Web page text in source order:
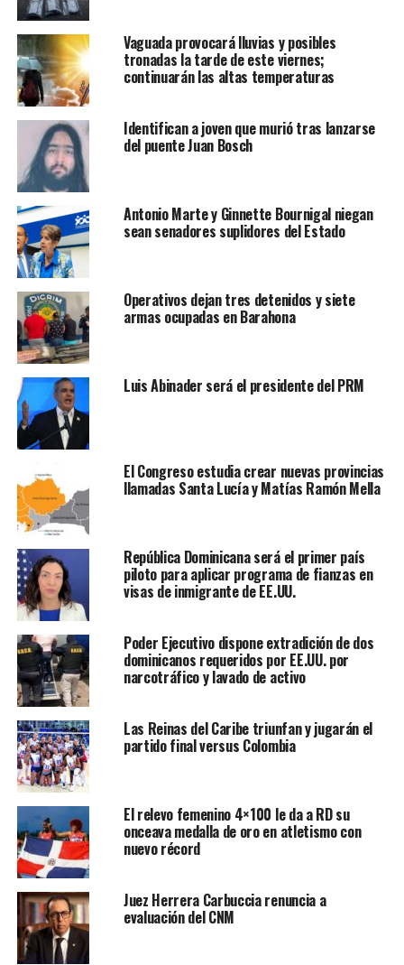
Vaguada provocará lluvias y posibles
tronadas la tarde de este viernes;
continuarán las altas temperaturas
Identifican a joven que murió tras lanzarse
del puente Juan Bosch
Antonio Marte y Ginnette Bournigal niegan
sean senadores suplidores del Estado
Operativos dejan tres detenidos y siete
armas ocupadas en Barahona
Luis Abinader será el presidente del PRM
El Congreso estudia crear nuevas provincias
llamadas Santa Lucía y Matías Ramón Mella
República Dominicana será el primer país
piloto para aplicar programa de fianzas en
visas de inmigrante de EE.UU.
Poder Ejecutivo dispone extradición de dos
dominicanos requeridos por EE.UU. por
narcotráfico y lavado de activo
Las Reinas del Caribe triunfan y jugarán el
partido final versus Colombia
El relevo femenino 4×100 le da a RD su
onceava medalla de oro en atletismo con
nuevo récord
Juez Herrera Carbuccia renuncia a
evaluación del CNM